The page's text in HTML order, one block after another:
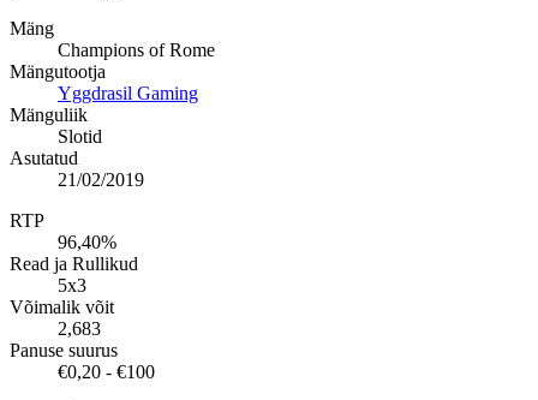
Mäng
Champions of Rome
Mängutootja
Yggdrasil Gaming
Mänguliik
Slotid
Asutatud
21/02/2019
RTP
96,40%
Read ja Rullikud
5x3
Võimalik võit
2,683
Panuse suurus
€0,20 - €100